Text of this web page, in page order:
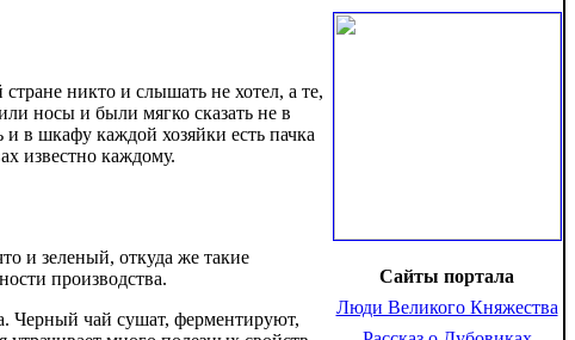
никто и слышать не хотел, а те,
носы и были мягко сказать не в
в шкафу каждой хозяйки есть пачка
известно каждому.
и зеленый, откуда же такие
производства.
Черный чай сушат, ферментируют,
Сайты портала
Люди Великого Княжества